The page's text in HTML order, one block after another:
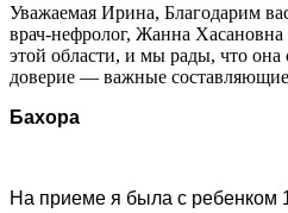
Уважаемая Ирина, Благодарим
врач-нефролог, Жанна
этой области, и мы рады, что
доверие — важные
Бахора
На приеме я была с ребенком